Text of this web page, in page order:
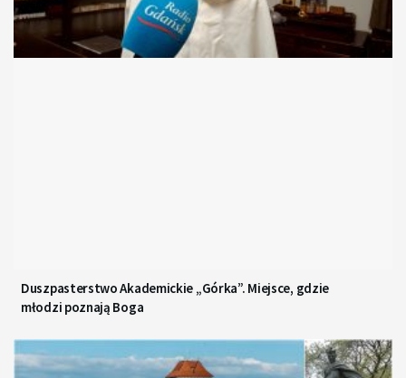
Duszpasterstwo Akademickie „Górka”. Miejsce, gdzie
młodzi poznają Boga